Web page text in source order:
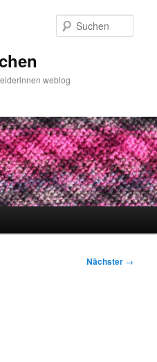
weblog
Nächster →